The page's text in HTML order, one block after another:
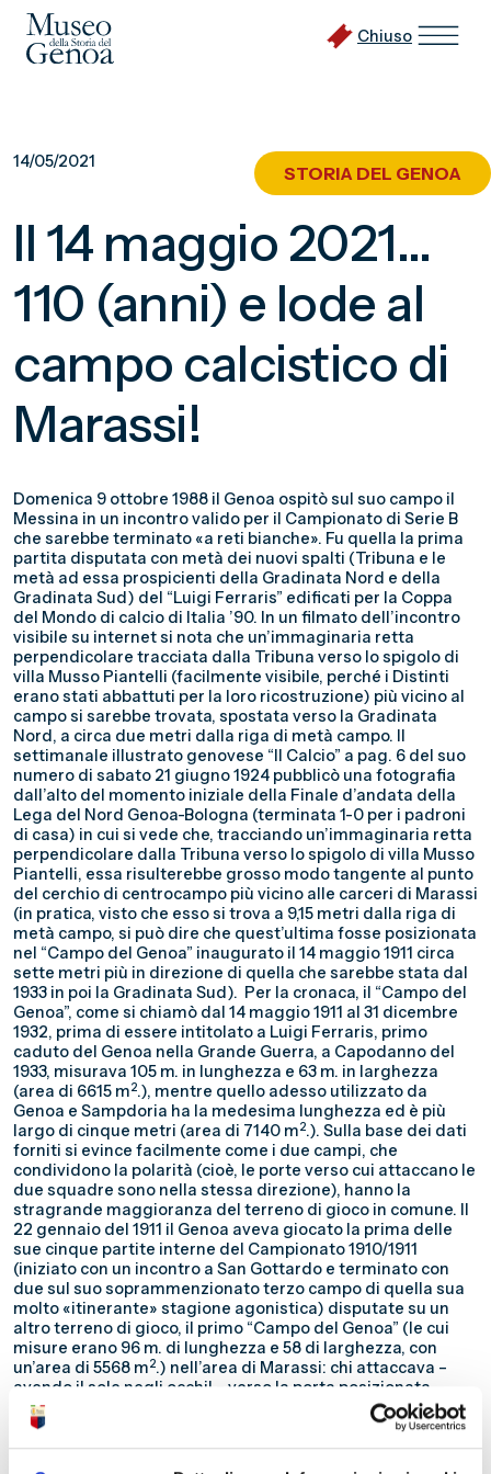
Chiuso
14/05/2021
STORIA DEL GENOA
Il 14 maggio 2021…
110 (anni) e lode al
campo calcistico di
Marassi!
Domenica 9 ottobre 1988 il Genoa ospitò sul suo campo il
Messina in un incontro valido per il Campionato di Serie B
che sarebbe terminato «a reti bianche». Fu quella la prima
partita disputata con metà dei nuovi spalti (Tribuna e le
metà ad essa prospicienti della Gradinata Nord e della
Gradinata Sud) del “Luigi Ferraris” edificati per la Coppa
del Mondo di calcio di Italia ’90. In un filmato dell’incontro
visibile su internet si nota che un’immaginaria retta
perpendicolare tracciata dalla Tribuna verso lo spigolo di
villa Musso Piantelli (facilmente visibile, perché i Distinti
erano stati abbattuti per la loro ricostruzione) più vicino al
campo si sarebbe trovata, spostata verso la Gradinata
Nord, a circa due metri dalla riga di metà campo. Il
settimanale illustrato genovese “Il Calcio” a pag. 6 del suo
numero di sabato 21 giugno 1924 pubblicò una fotografia
dall’alto del momento iniziale della Finale d’andata della
Lega del Nord Genoa-Bologna (terminata 1-0 per i padroni
di casa) in cui si vede che, tracciando un’immaginaria retta
perpendicolare dalla Tribuna verso lo spigolo di villa Musso
Piantelli, essa risulterebbe grosso modo tangente al punto
del cerchio di centrocampo più vicino alle carceri di Marassi
(in pratica, visto che esso si trova a 9,15 metri dalla riga di
metà campo, si può dire che quest’ultima fosse posizionata
nel “Campo del Genoa” inaugurato il 14 maggio 1911 circa
sette metri più in direzione di quella che sarebbe stata dal
1933 in poi la Gradinata Sud). Per la cronaca, il “Campo del
Genoa”, come si chiamò dal 14 maggio 1911 al 31 dicembre
1932, prima di essere intitolato a Luigi Ferraris, primo
caduto del Genoa nella Grande Guerra, a Capodanno del
1933, misurava 105 m. in lunghezza e 63 m. in larghezza
(area di 6615 m2.), mentre quello adesso utilizzato da
Genoa e Sampdoria ha la medesima lunghezza ed è più
largo di cinque metri (area di 7140 m2.). Sulla base dei dati
forniti si evince facilmente come i due campi, che
condividono la polarità (cioè, le porte verso cui attaccano le
due squadre sono nella stessa direzione), hanno la
stragrande maggioranza del terreno di gioco in comune. Il
22 gennaio del 1911 il Genoa aveva giocato la prima delle
sue cinque partite interne del Campionato 1910/1911
(iniziato con un incontro a San Gottardo e terminato con
due sul suo soprammenzionato terzo campo di quella sua
molto «itinerante» stagione agonistica) disputate su un
altro terreno di gioco, il primo “Campo del Genoa” (le cui
misure erano 96 m. di lunghezza e 58 di larghezza, con
un’area di 5568 m2.) nell’area di Marassi: chi attaccava –
avendo il sole negli occhi! – verso la porta posizionata
davanti alla sponda sinistra del torrente Bisagno si trovava
sulla fascia destra di quel campo per quanta porzione di
quello che sarebbe stato inaugurato meno di quattro mesi